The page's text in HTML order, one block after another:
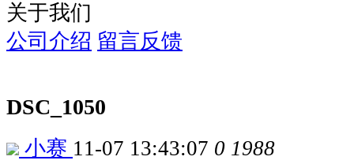
关于我们
公司介绍 留言反馈
DSC_1050
小赛 11-07 13:43:07 0 1988